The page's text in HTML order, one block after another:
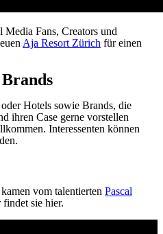
Media Fans, Creators und
Aja Resort Zürich für einen
Hotels sowie Brands, die
ihren Case gerne vorstellen
Interessenten können
vom talentierten Pascal
findet sie hier.